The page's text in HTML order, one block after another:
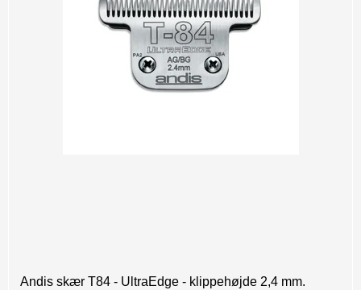
Andis skær T84 - UltraEdge - klippehøjde 2,4 mm.